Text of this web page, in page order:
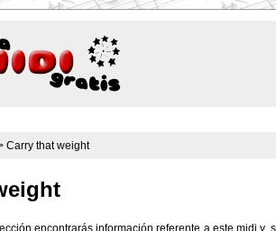
Carry that weight
encontrarás información referente a este midi